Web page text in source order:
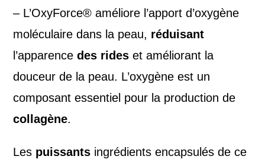
– L’OxyForce® améliore l’apport d’oxygène
moléculaire dans la peau, réduisant
l’apparencedes rides et améliorant la
douceur de la peau. L’oxygène est un
composant essentiel pour la production de
collagène.
Les puissants ingrédients encapsulés de ce